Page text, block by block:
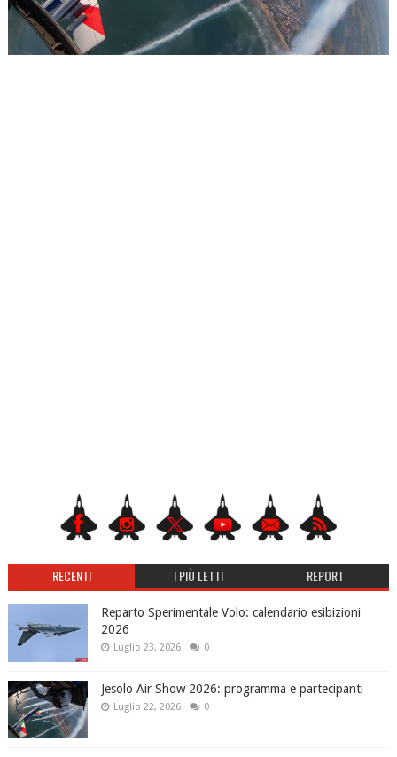
RECENTI I PIÙ LETTI REPORT
Reparto Sperimentale Volo: calendario esibizioni
2026
Luglio 23, 2026 0
Jesolo Air Show 2026: programma e partecipanti
Luglio 22, 2026 0